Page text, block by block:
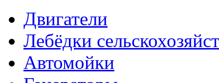
Двигатели
Лебёдки
Автомойки